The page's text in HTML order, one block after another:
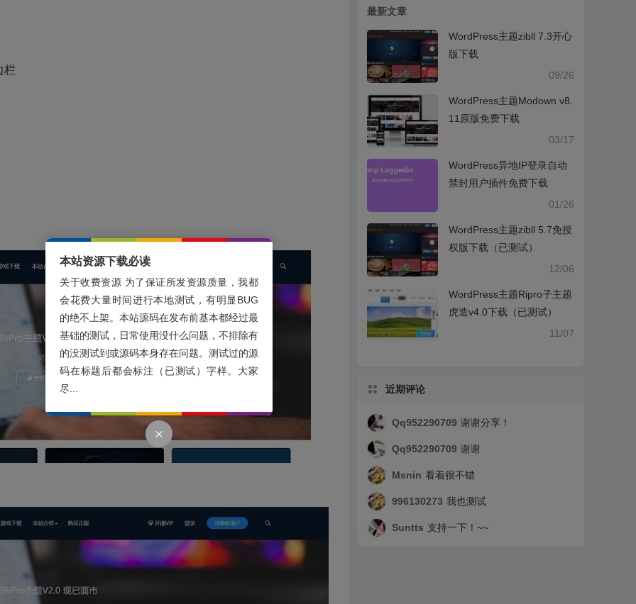
栏
最新文章
WordPress主题zibll 7.3开心
版下载
09/26
WordPress主题Modown v8.
11原版免费下载
03/17
WordPress异地IP登录自动
禁封用户插件免费下载
01/26
WordPress主题zibll 5.7免授
权版下载（已测试）
12/06
WordPress主题Ripro子主题
虎造v4.0下载（已测试）
11/07
近期评论
Qq952290709 谢谢分享！
Qq952290709 谢谢
Msnin 看着很不错
996130273 我也测试
Suntts 支持一下！~~
本站资源下载必读
关于收费资源 为了保证所发资源质量，我都
会花费大量时间进行本地测试，有明显BUG
的绝不上架。本站源码在发布前基本都经过最
基础的测试，日常使用没什么问题，不排除有
的没测试到或源码本身存在问题。测试过的源
码在标题后都会标注（已测试）字样。大家
尽...